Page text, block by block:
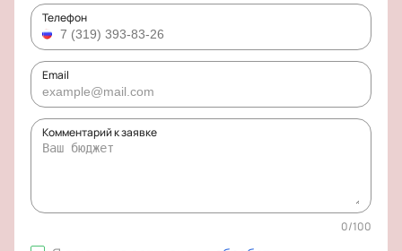
Телефон
Email
Комментарий к заявке
0/100